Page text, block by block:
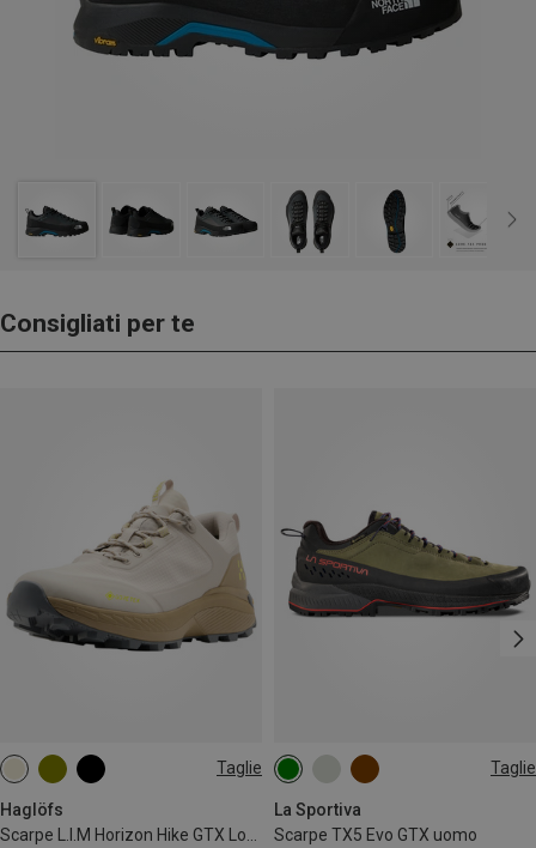
Consigliati per te
Taglie
Haglöfs
Taglie
La Sportiva
Scarpe TX5 Evo GTX uomo
41.5